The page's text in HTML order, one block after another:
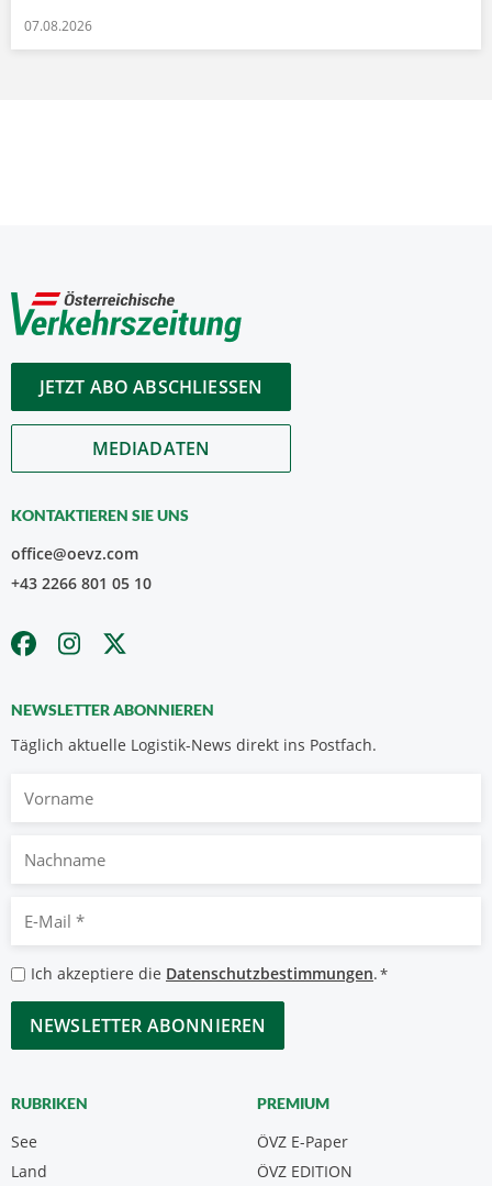
07.08.2026
JETZT ABO ABSCHLIESSEN
MEDIADATEN
KONTAKTIEREN SIE UNS
office@oevz.com
+43 2266 801 05 10
NEWSLETTER ABONNIEREN
Täglich aktuelle Logistik-News direkt ins Postfach.
Nachname
Mail
*
Datenschutzbestimmungen
*
Ich akzeptiere die Datenschutzbestimmungen.*
CAPTCHA
RUBRIKEN
See
Land
PREMIUM
ÖVZ E-Paper
ÖVZ EDITION